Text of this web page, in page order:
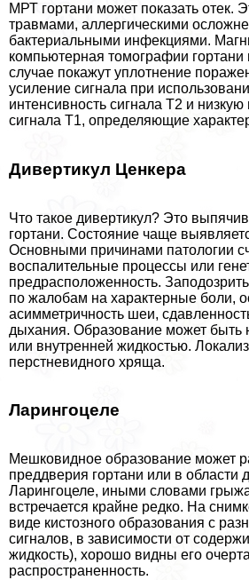
МРТ гортани может показать отек.
травмами, аллергическими
бактериальными инфекциями.
компьютерная томографии гортани
случае покажут уплотнение
усиление сигнала при
интенсивность сигнала Т2 и низкую
сигнала Т1, определяющие
Дивертикул Ценкера
Что такое дивертикул? Это
гортани. Состояние чаще
Основными причинами патологии
воспалительные процессы или
предрасположенность.
по жалобам на хаpaктерные боли,
асимметричность шеи,
дыхания. Образование может быть
или внутренней жидкостью.
перстневидного хряща.
Ларингоцеле
Мешковидное образование может
преддверия гортани или в области
Ларингоцеле, иными словами
встречается крайне редко. На
виде кистозного образования с
сигналов, в зависимости от
жидкость), хорошо видны его
распространенность.